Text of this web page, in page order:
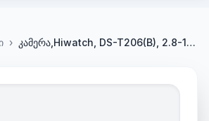
› კამერა,Hiwatch, DS-T206(B), 2.8-12mm,HDTVI,2mp,Bullet,Fix,IR40m,,